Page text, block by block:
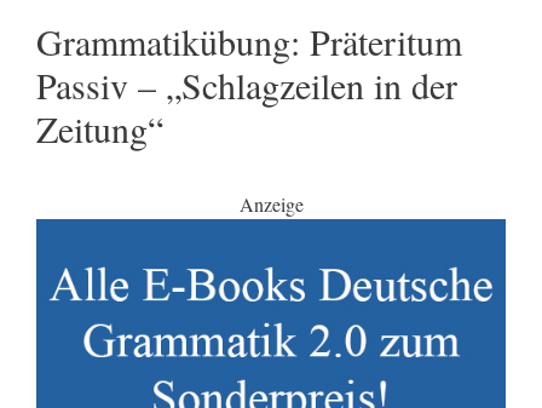
Grammatikübung: Präteritum
Passiv – „Schlagzeilen in der
Zeitung“
Anzeige